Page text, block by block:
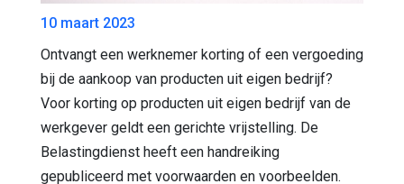
10 maart 2023
Ontvangt een werknemer korting of een vergoeding
bij de aankoop van producten uit eigen bedrijf?
Voor korting op producten uit eigen bedrijf van de
werkgever geldt een gerichte vrijstelling. De
Belastingdienst heeft een handreiking
gepubliceerd met voorwaarden en voorbeelden.